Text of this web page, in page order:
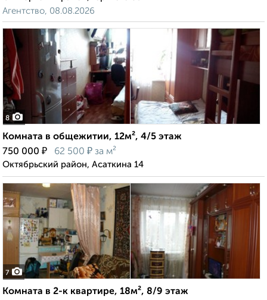
Агентство, 08.08.2026
8
Комната в общежитии, 12м², 4/5 этаж
750 000 ₽ 62 500 ₽ за м²
Октябрьский район, Асаткина 14
7
Комната в 2-к квартире, 18м², 8/9 этаж